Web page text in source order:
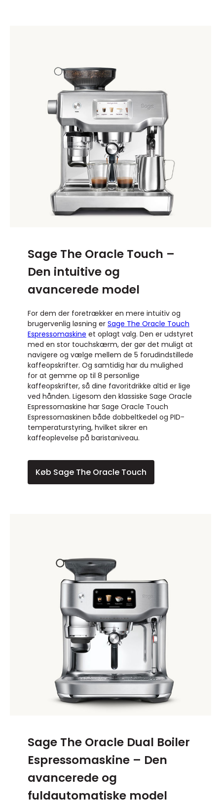
Sage The Oracle Touch –
Den intuitive og
avancerede model
For dem der foretrækker en mere intuitiv og
brugervenlig løsning er Sage The Oracle Touch
Espressomaskine et oplagt valg. Den er udstyret
med en stor touchskærm, der gør det muligt at
navigere og vælge mellem de 5 forudindstillede
kaffeopskrifter. Og samtidig har du mulighed
for at gemme op til 8 personlige
kaffeopskrifter, så dine favoritdrikke altid er lige
ved hånden. Ligesom den klassiske Sage Oracle
Espressomaskine har Sage Oracle Touch
Espressomaskinen både dobbeltkedel og PID-
temperaturstyring, hvilket sikrer en
kaffeoplevelse på baristaniveau.
Køb Sage The Oracle Touch
Sage The Oracle Dual Boiler
Espressomaskine – Den
avancerede og
fuldautomatiske model